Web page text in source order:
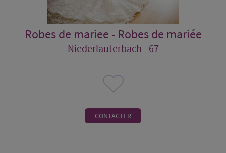
Robes de mariee - Robes de mariée
Niederlauterbach - 67
CONTACTER